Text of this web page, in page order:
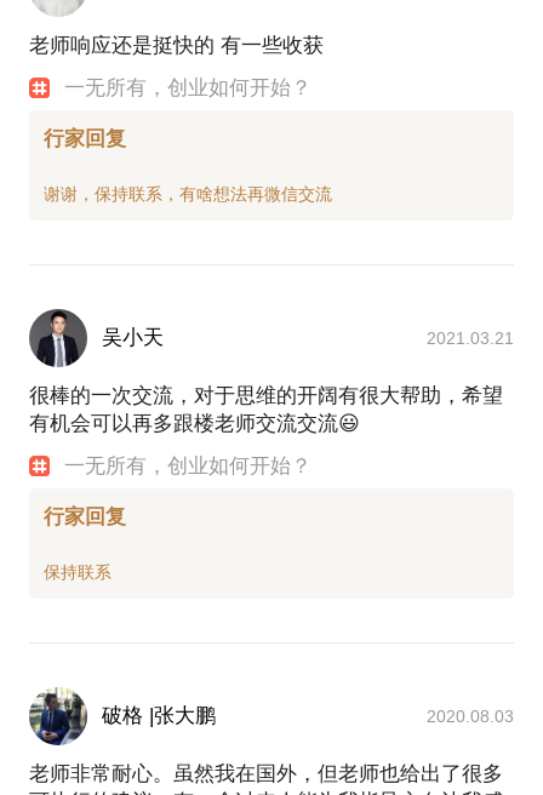
老师响应还是挺快的 有一些收获
一无所有，创业如何开始？
行家回复
吴小天 2021.03.21
很棒的一次交流，对于思维的开阔有很大帮助，希望
有机会可以再多跟楼老师交流交流😃
一无所有，创业如何开始？
行家回复
破格 |张大鹏 2020.08.03
老师非常耐心。虽然我在国外，但老师也给出了很多